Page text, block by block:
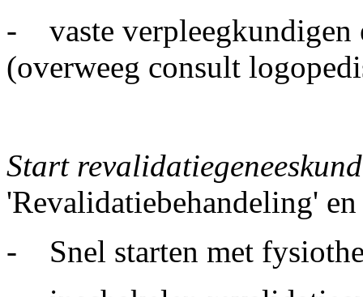
- vaste verpleegkundigen
(overweeg consult
Start
'Revalidatiebehandeling'
- Snel starten met